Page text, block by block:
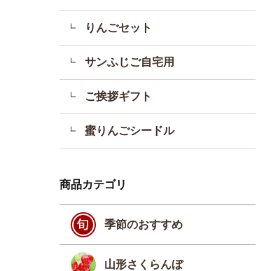
りんごセット
サンふじご自宅用
ご挨拶ギフト
蜜りんごシードル
商品カテゴリ
季節のおすすめ
山形さくらんぼ